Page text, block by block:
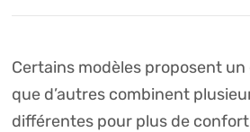
Certains modèles proposent
que d’autres combinent
différentes pour plus de